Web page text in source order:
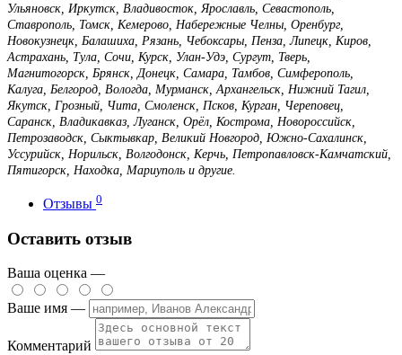
Ульяновск, Иркутск, Владивосток, Ярославль, Севастополь,
Ставрополь, Томск, Кемерово, Набережные Челны, Оренбург,
Новокузнецк, Балашиха, Рязань, Чебоксары, Пенза, Липецк, Киров,
Астрахань, Тула, Сочи, Курск, Улан-Удэ, Сургут, Тверь,
Магнитогорск, Брянск, Донецк, Самара, Тамбов, Симферополь,
Калуга, Белгород, Вологда, Мурманск, Архангельск, Нижний Тагил,
Якутск, Грозный, Чита, Смоленск, Псков, Курган, Череповец,
Саранск, Владикавказ, Луганск, Орёл, Кострома, Новороссийск,
Петрозаводск, Сыктывкар, Великий Новгород, Южно-Сахалинск,
Уссурийск, Норильск, Волгодонск, Керчь, Петропавловск-Камчатский,
Пятигорск, Находка, Мариуполь и другие.
Отзывы 0
Оставить отзыв
Ваша оценка —
Ваше имя —
Комментарий